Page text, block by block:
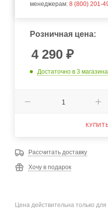
менеджерам: 8 (800) 201-
Розничная цена:
4 290 ₽
Достаточно в 3
Рассчитать доставку
Хочу в подарок
Цена действительна только